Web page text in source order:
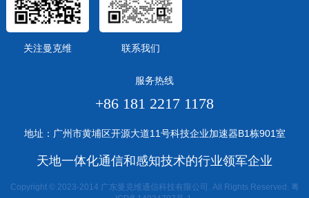
关注曼克维 联系我们
服务热线
+86 181 2217 1178
地址：广州市黄埔区开源大道11号科技企业加速器B1栋901室
天地一体化通信和感知技术的行业领军企业
Copyright © 2023-2014 广东曼克维通信科技有限公司. All Rights Reserved. 粤